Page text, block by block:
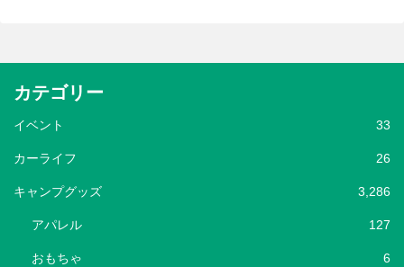
カテゴリー
イベント 33
カーライフ 26
キャンプグッズ 3,286
アパレル 127
おもちゃ 6